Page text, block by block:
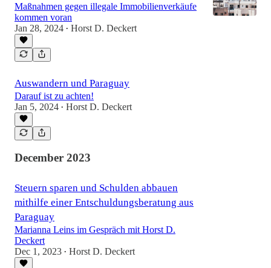
Maßnahmen gegen illegale Immobilienverkäufe
kommen voran
Jan 28, 2024 • Horst D. Deckert
Auswandern und Paraguay
Darauf ist zu achten!
Jan 5, 2024 • Horst D. Deckert
December 2023
Steuern sparen und Schulden abbauen
mithilfe einer Entschuldungsberatung aus
Paraguay
Marianna Leins im Gespräch mit Horst D.
Deckert
Dec 1, 2023 • Horst D. Deckert